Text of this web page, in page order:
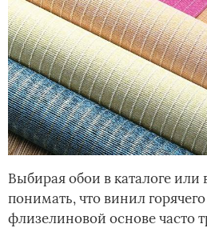
Выбирая обои в каталоге
понимать, что винил
флизелиновой основе часто